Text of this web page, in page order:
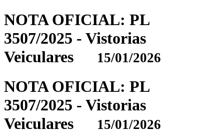
NOTA OFICIAL: PL
3507/2025 - Vistorias
Veiculares
15/01/2026
NOTA OFICIAL: PL
3507/2025 - Vistorias
Veiculares
15/01/2026